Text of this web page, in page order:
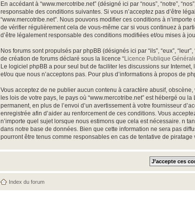
En accédant à “www.mercotribe.net” (désigné ici par “nous”, “notre”,
responsable des conditions suivantes. Si vous n’acceptez pas d’être
“www.mercotribe.net”. Nous pouvons modifier ces conditions à
de vérifier régulièrement cela de vous-même car si vous continuez à
d’être légalement responsable des conditions modifiées et/ou mises à
Nos forums sont propulsés par phpBB (désignés ici par “ils”, “eux”,
de création de forums déclaré sous la licence “Licence Publique
Le logiciel phpBB a pour seul but de faciliter les discussions sur
et/ou que nous n’acceptons pas. Pour plus d’informations à propos de
Vous acceptez de ne publier aucun contenu à caractère abusif,
les lois de votre pays, le pays où “www.mercotribe.net” est hébergé ou
permanent, en plus de l’envoi d’un avertissement à votre fournisseur
enregistrée afin d’aider au renforcement de ces conditions. Vous
n’importe quel sujet lorsque nous estimons que cela est nécessaire. n
dans notre base de données. Bien que cette information ne sera pas
pourront être tenus comme responsables en cas de tentative de piratage
Index du forum